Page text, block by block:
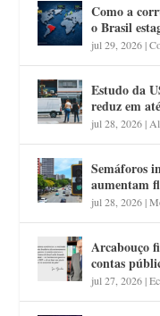
Como a
o Brasil
jul 29, 2026|
Estudo da
reduz em
jul 28, 2026|
Semáforos
aumentam
jul 28, 2026|
Arcabouço
contas
jul 27, 2026|